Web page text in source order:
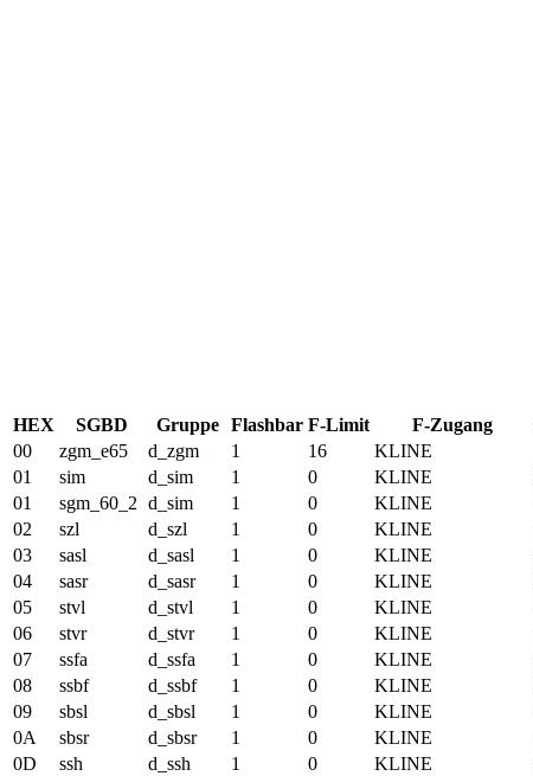
HEX SGBD Gruppe Flashbar F-Limit F-Zugang
00
zgm_e65 d_zgm 1 16
KLINE
01
sim d_sim 1 0 KLINE
01
sgm_60_2 d_sim 1 0 KLINE
02
szl d_szl 1 0 KLINE
03
sasl d_sasl 1 0 KLINE
04
sasr d_sasr 1 0 KLINE
05
stvl d_stvl 1 0 KLINE
06
stvr d_stvr 1 0 KLINE
07
ssfa d_ssfa 1 0 KLINE
08
ssbf d_ssbf 1 0 KLINE
09
sbsl d_sbsl 1 0 KLINE
0A
sbsr d_sbsr 1 0 KLINE
0D
ssh d_ssh 1 0 KLINE